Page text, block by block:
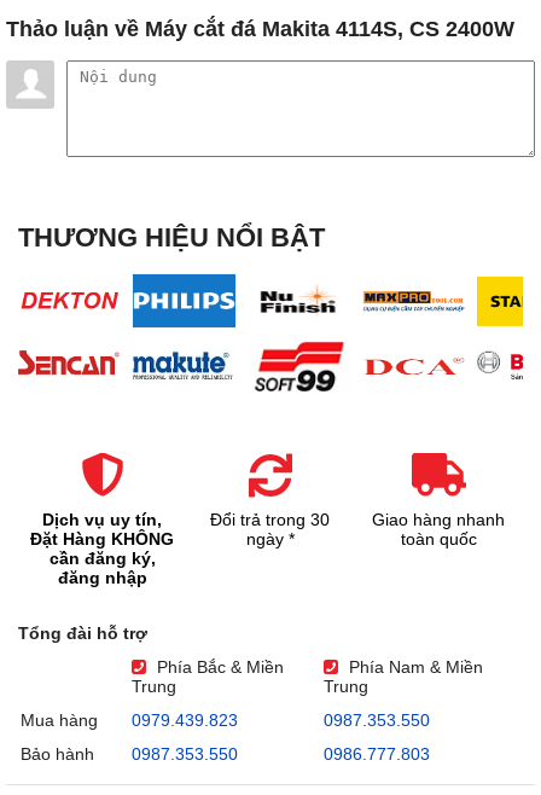
Thảo luận về Máy cắt đá Makita 4114S, CS 2400W
THƯƠNG HIỆU NỔI BẬT
Dịch vụ uy tín,
Đặt Hàng KHÔNG
cần đăng ký,
đăng nhập
Đổi trả trong 30
ngày *
Giao hàng nhanh
toàn quốc
Tổng đài hỗ trợ
Phía Bắc & Miền
Trung
Phía Nam & Miền
Trung
Mua hàng
0979.439.823
0987.353.550
Bảo hành
0987.353.550 0986.777.803